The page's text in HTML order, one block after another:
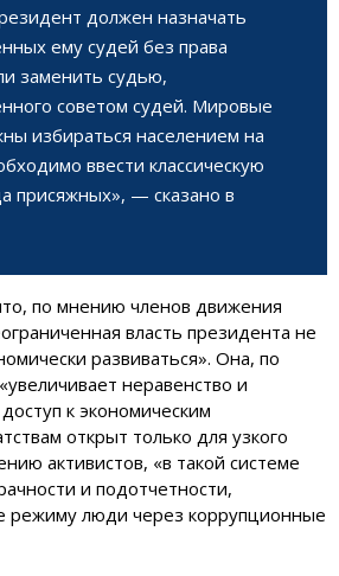
должен назначать
ему судей без права
заменить судью,
советом судей. Мировые
избираться населением на
ввести классическую
присяжных», — сказано в
по мнению членов движения
власть президента не
развиваться». Она, по
неравенство и
к экономическим
открыт только для узкого
активистов, «в такой системе
и подотчетности,
режиму люди через коррупционные